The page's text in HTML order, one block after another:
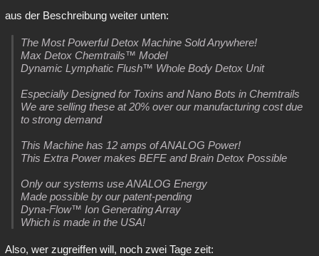
aus der Beschreibung weiter unten:
The Most Powerful Detox Machine Sold Anywhere!
Max Detox Chemtrails™ Model
Dynamic Lymphatic Flush™ Whole Body Detox Unit
Especially Designed for Toxins and Nano Bots in Chemtrails
We are selling these at 20% over our manufacturing cost due
to strong demand
This Machine has 12 amps of ANALOG Power!
This Extra Power makes BEFE and Brain Detox Possible
Only our systems use ANALOG Energy
Made possible by our patent-pending
Dyna-Flow™ Ion Generating Array
Which is made in the USA!
Also, wer zugreiffen will, noch zwei Tage zeit: